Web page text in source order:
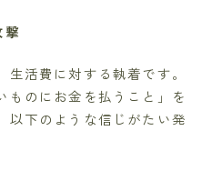
撃
活費に対する執着です。
ものにお金を払うこと」を
以下のような信じがたい発